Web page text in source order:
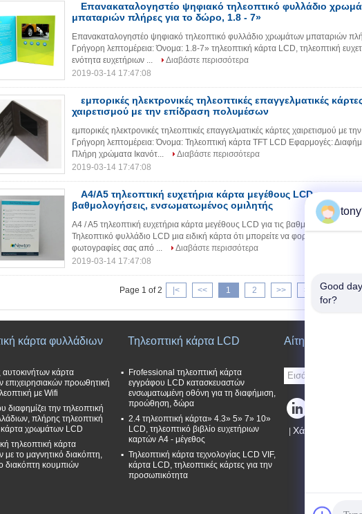
Επανακαταλογηστέο ψηφιακό τηλεοπτικό φυλλάδιο
μπαταριών πλήρες για το δώρο, 1.8 - 7»
Επανακαταλογηστέο ψηφιακό τηλεοπτικό φυλλάδιο χρωμάτων μπαταριών
Γρήγορη λεπτομέρεια: Όνομα: 1.8-7» τηλεοπτική κάρτα LCD, τηλεοπτική
ενότητα ευχετήριων ...
Διαβάστε περισσότερα
2019-03-14 17:47:08
εμπορικές ηλεκτρονικές τηλεοπτικές επαγγελματικές
χαιρετισμού με την επίδραση πολυμέσων
εμπορικές ηλεκτρονικές τηλεοπτικές επαγγελματικές κάρτες χαιρετισμού με
Γρήγορη λεπτομέρεια: Όνομα: Τηλεοπτική κάρτα TFT LCD Εφαρμογές:
Πλήρη χρώματα Ικανότ...
Διαβάστε περισσότερα
2019-03-14 17:47:08
A4/A5 τηλεοπτική ευχετήρια κάρτα μεγέθους LCD για τις
βαθμολογήσεις, ενσωματωμένος ομιλητής
A4 / A5 τηλεοπτική ευχετήρια κάρτα μεγέθους LCD για τις βαθμολογήσεις,
Τηλεοπτικό φυλλάδιο LCD μια ειδική κάρτα ότι μπορείτε να φορτώσετε το
φωτογραφίες σας από ...
Διαβάστε περισσότερα
2019-03-14 17:47:08
Page 1 of 2 |< << 1 2 >> >|
κάρτα φυλλάδιων
αυτοκινήτων κάρτα
επιχειρησιακών προωθητική
με Wifi
διαφημίζει την τηλεοπτική
πλήρης τηλεοπτική
κάρτα χρωμάτων LCD
τηλεοπτική κάρτα
με το μαγνητικό διακόπτη,
κουμπιών
Τηλεοπτική κάρτα LCD
Frofessional τηλεοπτική κάρτα
εγγράφου LCD κατασκευαστών
ενσωματωμένη οθόνη για τη διαφήμιση,
προώθηση, δώρα
2.4 τηλεοπτική κάρτα» 4.3» 5» 7» 10»
LCD, τηλεοπτικό βιβλίο ευχετήριων
καρτών A4 - μέγεθος
Τηλεοπτική κάρτα τεχνολογίας LCD VIF,
κάρτα LCD, τηλεοπτικές κάρτες για την
προσωπικότητα
Αίτηση κράτησης
Χάρτης
Good
for?